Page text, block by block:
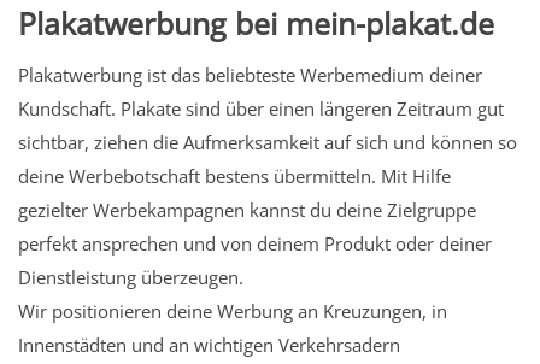
Plakatwerbung bei mein-plakat.de
Plakatwerbung ist das beliebteste Werbemedium deiner
Kundschaft. Plakate sind über einen längeren Zeitraum gut
sichtbar, ziehen die Aufmerksamkeit auf sich und können so
deine Werbebotschaft bestens übermitteln. Mit Hilfe
gezielter Werbekampagnen kannst du deine Zielgruppe
perfekt ansprechen und von deinem Produkt oder deiner
Dienstleistung überzeugen.
Wir positionieren deine Werbung an Kreuzungen, in
Innenstädten und an wichtigen Verkehrsadern